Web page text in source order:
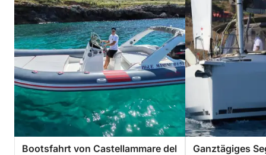
Bootsfahrt von Castellammare del
Ganztägiges